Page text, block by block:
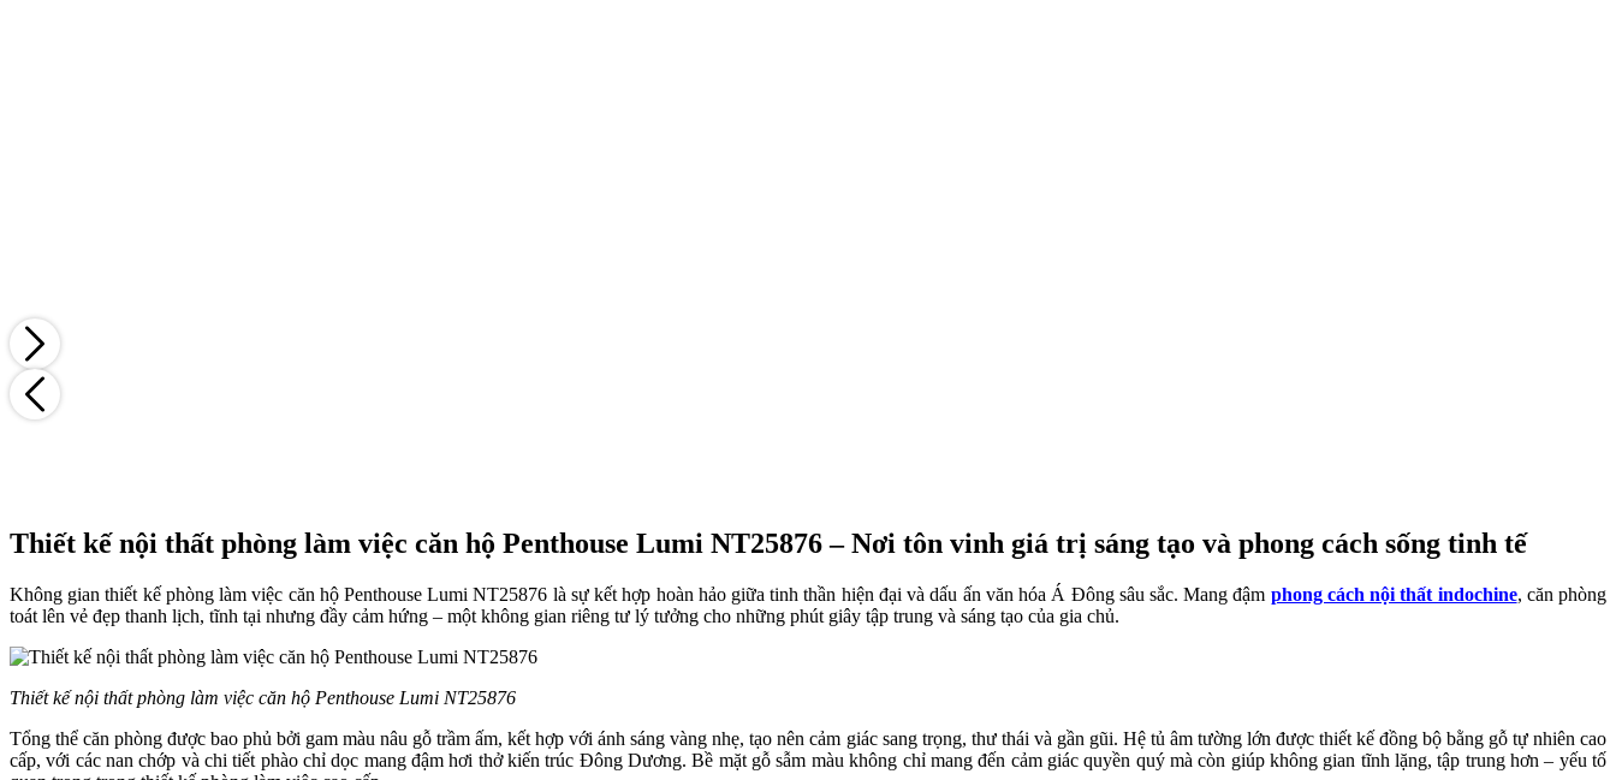
Thiết kế nội thất phòng làm việc căn hộ Penthouse Lumi NT25876 – Nơi tôn vinh giá trị sáng tạo và phong cách sống tinh tế
Không gian thiết kế phòng làm việc căn hộ Penthouse Lumi NT25876 là sự kết hợp hoàn hảo giữa tinh thần hiện đại và dấu ấn văn hóa Á Đông sâu sắc. Mang đậm phong cách nội thất indochine, căn phòng
toát lên vẻ đẹp thanh lịch, tĩnh tại nhưng đầy cảm hứng – một không gian riêng tư lý tưởng cho những phút giây tập trung và sáng tạo của gia chủ.
Thiết kế nội thất phòng làm việc căn hộ Penthouse Lumi NT25876
Tổng thể căn phòng được bao phủ bởi gam màu nâu gỗ trầm ấm, kết hợp với ánh sáng vàng nhẹ, tạo nên cảm giác sang trọng, thư thái và gần gũi. Hệ tủ âm tường lớn được thiết kế đồng bộ bằng gỗ tự nhiên cao
cấp, với các nan chớp và chi tiết phào chỉ dọc mang đậm hơi thở kiến trúc Đông Dương. Bề mặt gỗ sẫm màu không chỉ mang đến cảm giác quyền quý mà còn giúp không gian tĩnh lặng, tập trung hơn – yếu tố